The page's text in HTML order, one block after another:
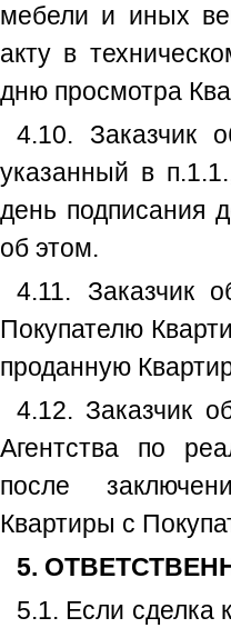
мебели и иных
акту в
дню просмотра
4.10. Заказчик
указанный в
день подписания
об этом.
4.11. Заказчик
Покупателю
проданную
4.12. Заказчик
Агентства по
после
Квартиры с
5.
5.1. Если сделка